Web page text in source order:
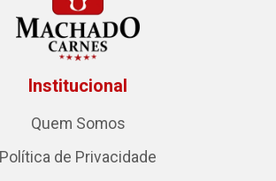
Institucional
Quem Somos
Política de Privacidade